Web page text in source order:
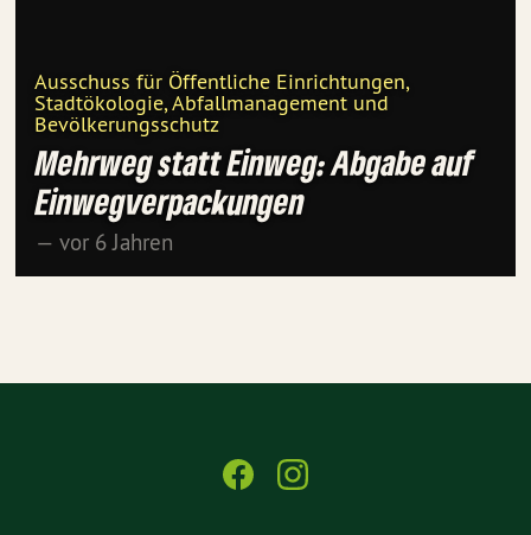
Ausschuss für Öffentliche Einrichtungen,
Stadtökologie, Abfallmanagement und
Bevölkerungsschutz
Mehrweg statt Einweg: Abgabe auf
Einwegverpackungen
— vor 6 Jahren